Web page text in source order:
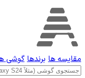
مقایسه ها برندها گوشی